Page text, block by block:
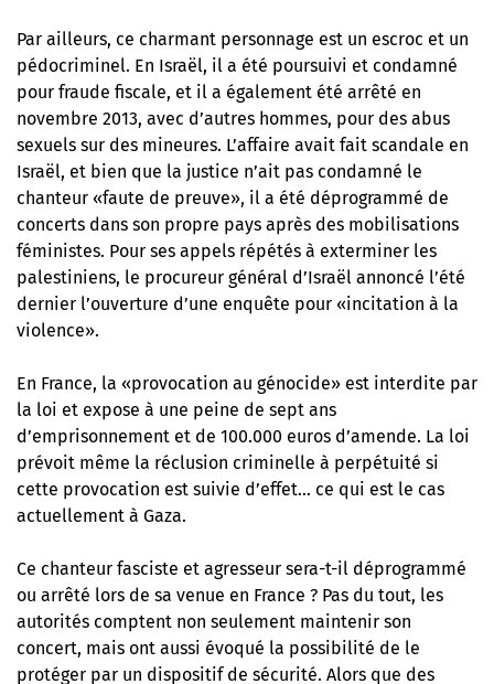
Par ailleurs, ce charmant personnage est un escroc et un
pédocriminel. En Israël, il a été poursuivi et condamné
pour fraude fiscale, et il a également été arrêté en
novembre 2013, avec d’autres hommes, pour des abus
sexuels sur des mineures. L’affaire avait fait scandale en
Israël, et bien que la justice n’ait pas condamné le
chanteur «faute de preuve», il a été déprogrammé de
concerts dans son propre pays après des mobilisations
féministes. Pour ses appels répétés à exterminer les
palestiniens, le procureur général d’Israël annoncé l’été
dernier l’ouverture d’une enquête pour «incitation à la
violence».
En France, la «provocation au génocide» est interdite par
la loi et expose à une peine de sept ans
d’emprisonnement et de 100.000 euros d’amende. La loi
prévoit même la réclusion criminelle à perpétuité si
cette provocation est suivie d’effet… ce qui est le cas
actuellement à Gaza.
Ce chanteur fasciste et agresseur sera-t-il déprogrammé
ou arrêté lors de sa venue en France ? Pas du tout, les
autorités comptent non seulement maintenir son
concert, mais ont aussi évoqué la possibilité de le
protéger par un dispositif de sécurité. Alors que des